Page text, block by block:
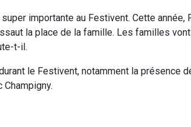
importante au Festivent. Cette année,
la place de la famille. Les familles
t-il.
le Festivent, notamment la présence